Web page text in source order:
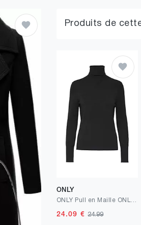
Produits de
ONLY
24.09 €24.99